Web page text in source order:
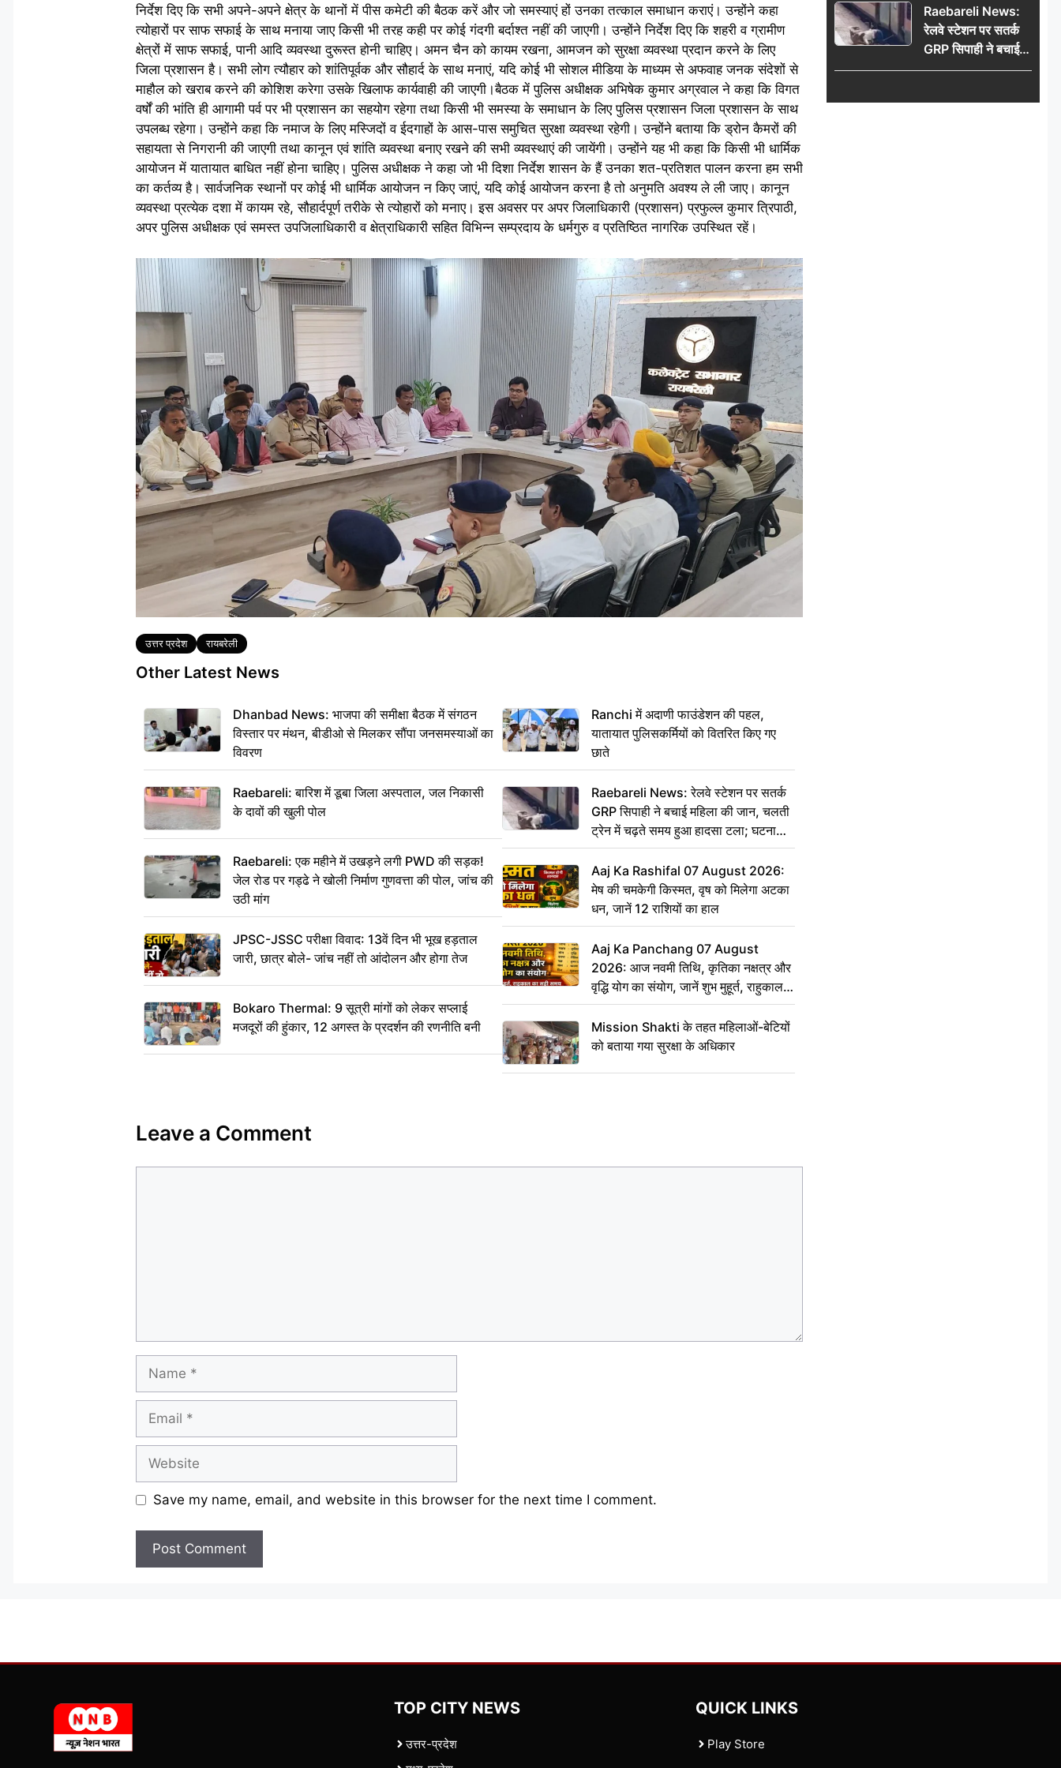
निर्देश दिए कि सभी अपने-अपने क्षेत्र के थानों में पीस कमेटी की बैठक करें और जो समस्याएं हों उनका तत्काल समाधान कराएं। उन्होंने कहा
त्योहारों पर साफ सफाई के साथ मनाया जाए किसी भी तरह कही पर कोई गंदगी बर्दाश्त नहीं की जाएगी। उन्होंने निर्देश दिए कि शहरी व ग्रामीण
क्षेत्रों में साफ सफाई, पानी आदि व्यवस्था दुरूस्त होनी चाहिए। अमन चैन को कायम रखना, आमजन को सुरक्षा व्यवस्था प्रदान करने के लिए
जिला प्रशासन है। सभी लोग त्यौहार को शांतिपूर्वक और सौहार्द के साथ मनाएं, यदि कोई भी सोशल मीडिया के माध्यम से अफवाह जनक संदेशों से
माहौल को खराब करने की कोशिश करेगा उसके खिलाफ कार्यवाही की जाएगी।बैठक में पुलिस अधीक्षक अभिषेक कुमार अग्रवाल ने कहा कि विगत
वर्षों की भांति ही आगामी पर्व पर भी प्रशासन का सहयोग रहेगा तथा किसी भी समस्या के समाधान के लिए पुलिस प्रशासन जिला प्रशासन के साथ
उपलब्ध रहेगा। उन्होंने कहा कि नमाज के लिए मस्जिदों व ईदगाहों के आस-पास समुचित सुरक्षा व्यवस्था रहेगी। उन्होंने बताया कि ड्रोन कैमरों की
सहायता से निगरानी की जाएगी तथा कानून एवं शांति व्यवस्था बनाए रखने की सभी व्यवस्थाएं की जायेंगी। उन्होंने यह भी कहा कि किसी भी धार्मिक
आयोजन में यातायात बाधित नहीं होना चाहिए। पुलिस अधीक्षक ने कहा जो भी दिशा निर्देश शासन के हैं उनका शत-प्रतिशत पालन करना हम सभी
का कर्तव्य है। सार्वजनिक स्थानों पर कोई भी धार्मिक आयोजन न किए जाएं, यदि कोई आयोजन करना है तो अनुमति अवश्य ले ली जाए। कानून
व्यवस्था प्रत्येक दशा में कायम रहे, सौहार्दपूर्ण तरीके से त्योहारों को मनाए। इस अवसर पर अपर जिलाधिकारी (प्रशासन) प्रफुल्ल कुमार त्रिपाठी,
अपर पुलिस अधीक्षक एवं समस्त उपजिलाधिकारी व क्षेत्राधिकारी सहित विभिन्न सम्प्रदाय के धर्मगुरु व प्रतिष्ठित नागरिक उपस्थित रहें।
Tags
उत्तर प्रदेश रायबरेली
Other Latest News
Dhanbad News: भाजपा की समीक्षा बैठक में संगठन
विस्तार पर मंथन, बीडीओ से मिलकर सौंपा जनसमस्याओं का
विवरण
Raebareli: बारिश में डूबा जिला अस्पताल, जल निकासी
के दावों की खुली पोल
Raebareli: एक महीने में उखड़ने लगी PWD की सड़क!
जेल रोड पर गड्ढे ने खोली निर्माण गुणवत्ता की पोल, जांच की
उठी मांग
JPSC-JSSC परीक्षा विवाद: 13वें दिन भी भूख हड़ताल
जारी, छात्र बोले- जांच नहीं तो आंदोलन और होगा तेज
Bokaro Thermal: 9 सूत्री मांगों को लेकर सप्लाई
मजदूरों की हुंकार, 12 अगस्त के प्रदर्शन की रणनीति बनी
Ranchi में अदाणी फाउंडेशन की पहल,
यातायात पुलिसकर्मियों को वितरित किए गए
छाते
Raebareli News: रेलवे स्टेशन पर सतर्क
GRP सिपाही ने बचाई महिला की जान, चलती
ट्रेन में चढ़ते समय हुआ हादसा टला; घटना
CCTV में कैद
Aaj Ka Rashifal 07 August 2026:
मेष की चमकेगी किस्मत, वृष को मिलेगा अटका
धन, जानें 12 राशियों का हाल
Aaj Ka Panchang 07 August
2026: आज नवमी तिथि, कृतिका नक्षत्र और
वृद्धि योग का संयोग, जानें शुभ मुहूर्त, राहुकाल
का सही समय
Mission Shakti के तहत महिलाओं-बेटियों
को बताया गया सुरक्षा के अधिकार
Leave a Comment
Name
Email
Website
Save my name, email, and website in this browser for the next time I comment.
Raebareli News:
रेलवे स्टेशन पर सतर्क
GRP सिपाही ने बचाई
महिला की जान, चलती
हादसा टला; घटना
TOP CITY NEWS
उत्तर-प्रदेश
QUICK LINKS
Play Store